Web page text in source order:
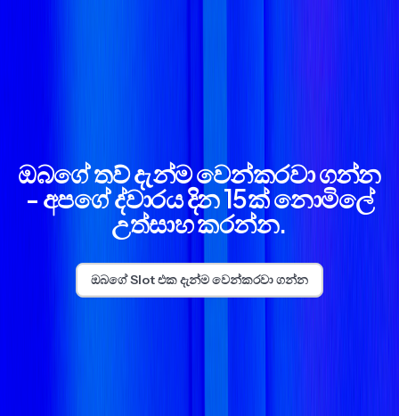
ඔබගේ තව් දැන්ම වෙන්කරවා ගන්න
- අපගේ ද්වාරය දින 15ක් නොමිලේ
උත්සාහ කරන්න.
ඔබගේ Slot එක දැන්ම වෙන්කරවා ගන්න